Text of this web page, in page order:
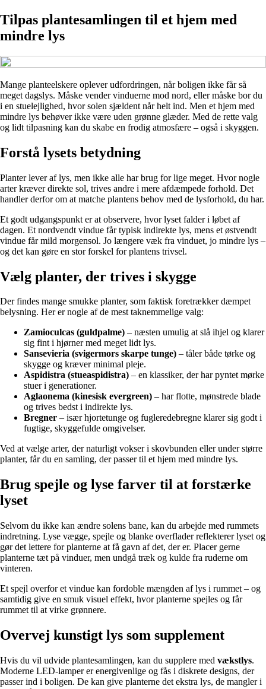
Tilpas plantesamlingen til et hjem med
mindre lys
Mange planteelskere oplever udfordringen, når boligen ikke får så
meget dagslys. Måske vender vinduerne mod nord, eller måske bor du
i en stuelejlighed, hvor solen sjældent når helt ind. Men et hjem med
mindre lys behøver ikke være uden grønne glæder. Med de rette valg
og lidt tilpasning kan du skabe en frodig atmosfære – også i skyggen.
Forstå lysets betydning
Planter lever af lys, men ikke alle har brug for lige meget. Hvor nogle
arter kræver direkte sol, trives andre i mere afdæmpede forhold. Det
handler derfor om at matche plantens behov med de lysforhold, du har.
Et godt udgangspunkt er at observere, hvor lyset falder i løbet af
dagen. Et nordvendt vindue får typisk indirekte lys, mens et østvendt
vindue får mild morgensol. Jo længere væk fra vinduet, jo mindre lys –
og det kan gøre en stor forskel for plantens trivsel.
Vælg planter, der trives i skygge
Der findes mange smukke planter, som faktisk foretrækker dæmpet
belysning. Her er nogle af de mest taknemmelige valg:
Zamioculcas (guldpalme) – næsten umulig at slå ihjel og klarer
sig fint i hjørner med meget lidt lys.
Sansevieria (svigermors skarpe tunge) – tåler både tørke og
skygge og kræver minimal pleje.
Aspidistra (stueaspidistra) – en klassiker, der har pyntet mørke
stuer i generationer.
Aglaonema (kinesisk evergreen) – har flotte, mønstrede blade
og trives bedst i indirekte lys.
Bregner – især hjortetunge og fugleredebregne klarer sig godt i
fugtige, skyggefulde omgivelser.
Ved at vælge arter, der naturligt vokser i skovbunden eller under større
planter, får du en samling, der passer til et hjem med mindre lys.
Brug spejle og lyse farver til at forstærke
lyset
Selvom du ikke kan ændre solens bane, kan du arbejde med rummets
indretning. Lyse vægge, spejle og blanke overflader reflekterer lyset og
gør det lettere for planterne at få gavn af det, der er. Placer gerne
planterne tæt på vinduer, men undgå træk og kulde fra ruderne om
vinteren.
Et spejl overfor et vindue kan fordoble mængden af lys i rummet – og
samtidig give en smuk visuel effekt, hvor planterne spejles og får
rummet til at virke grønnere.
Overvej kunstigt lys som supplement
Hvis du vil udvide plantesamlingen, kan du supplere med vækstlys.
Moderne LED-lamper er energivenlige og fås i diskrete designs, der
passer ind i boligen. De kan give planterne det ekstra lys, de mangler i